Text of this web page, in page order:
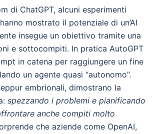
di ChatGPT, alcuni esperimenti
hanno mostrato il potenziale di un’AI
insegue un obiettivo tramite una
e sottocompiti. In pratica AutoGPT
in catena per raggiungere un fine
un agente quasi “autonomo”.
embrionali, dimostrano la
spezzando i problemi e pianificando
anche compiti molto
che aziende come OpenAI,